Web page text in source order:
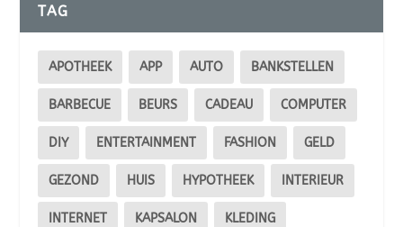
TAG
APOTHEEK APP AUTO BANKSTELLEN
BARBECUE BEURS CADEAU COMPUTER
DIY ENTERTAINMENT FASHION GELD
GEZOND HUIS HYPOTHEEK INTERIEUR
INTERNET KAPSALON KLEDING